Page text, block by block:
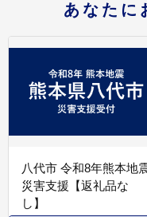
あなたに
八代市 令和8年熊本地
災害支援【返礼品な
し】